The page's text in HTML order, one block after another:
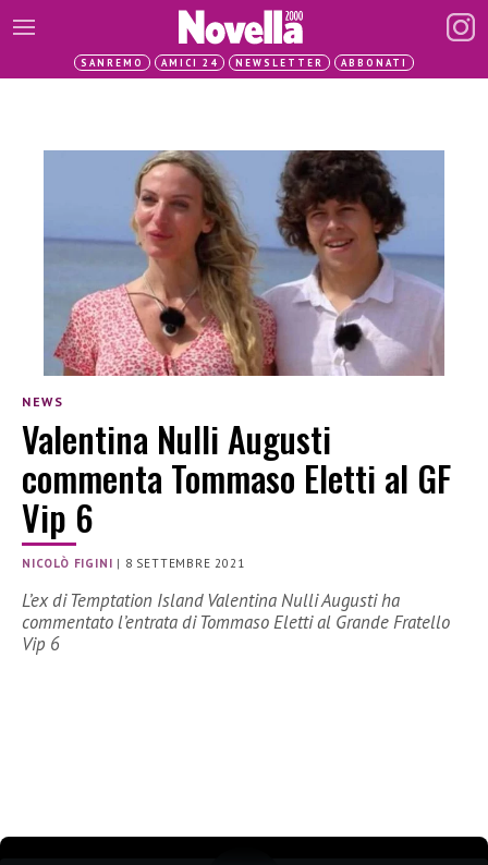
SANREMO AMICI 24 NEWSLETTER ABBONATI
NEWS
Valentina Nulli Augusti
commenta Tommaso Eletti al GF
Vip 6
NICOLÒ FIGINI | 8 SETTEMBRE 2021
L’ex di Temptation Island Valentina Nulli Augusti ha
commentato l’entrata di Tommaso Eletti al Grande Fratello
Vip 6